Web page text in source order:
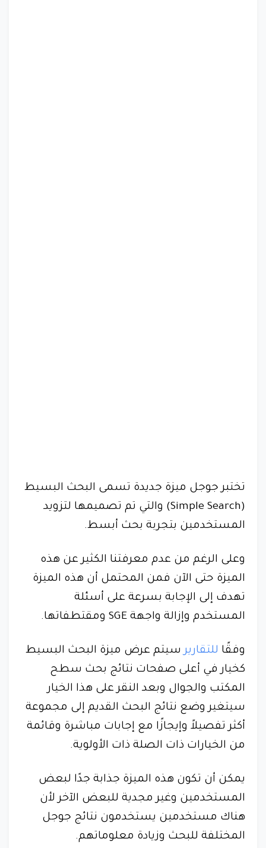
تختبر جوجل ميزة جديدة تسمى البحث البسيط
(Simple Search) والتي تم تصميمها لتزويد
المستخدمين بتجربة بحث أبسط.
وعلى الرغم من عدم معرفتنا الكثير عن هذه
الميزة حتى الآن فمن المحتمل أن هذه الميزة
تهدف إلى الإجابة بسرعة على أسئلة
المستخدم وإزالة واجهة SGE ومقتطفاتها.
وفقًا للتقاريرسيتم عرض ميزة البحث البسيط
كخيار في أعلى صفحات نتائج بحث سطح
المكتب والجوال وبعد النقر على هذا الخيار
سيتغير وضع نتائج البحث القديم إلى مجموعة
أكثر تفصيلاً وإيجازًا مع إجابات مباشرة وقائمة
من الخيارات ذات الصلة ذات الأولوية.
يمكن أن تكون هذه الميزة جذابة جدًا لبعض
المستخدمين وغير مجدية للبعض الآخر لأن
هناك مستخدمين يستخدمون نتائج جوجل
المختلفة للبحث وزيادة معلوماتهم.